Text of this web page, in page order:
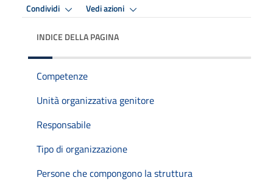
Condividi Vedi azioni
INDICE DELLA PAGINA
Competenze
Unità organizzativa genitore
Responsabile
Tipo di organizzazione
Persone che compongono la struttura